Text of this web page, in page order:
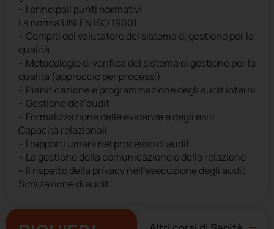
– I principali punti normativi
La norma UNI EN ISO 19001
– Compiti del valutatore del sistema di gestione per la
qualità
– Metodologie di verifica del sistema di gestione per la
qualità (approccio per processi)
– Pianificazione e programmazione degli audit interni
– Gestione dell’audit
– Formalizzazione delle evidenze e degli esiti
Capacità relazionali
– I rapporti umani nel processo di audit
– La gestione della comunicazione e della relazione
– Il rispetto della privacy nell’esecuzione degli audit
Simulazione di audit